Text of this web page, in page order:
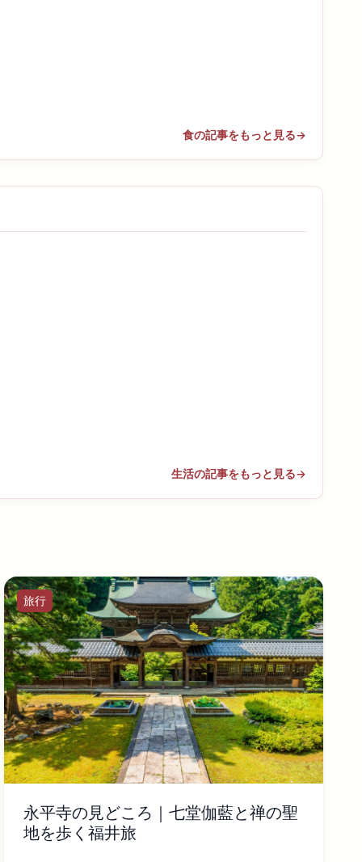
食の記事をもっと見る→
生活の記事をもっと見る→
旅行
永平寺の見どころ｜七堂伽藍と禅の聖
地を歩く福井旅